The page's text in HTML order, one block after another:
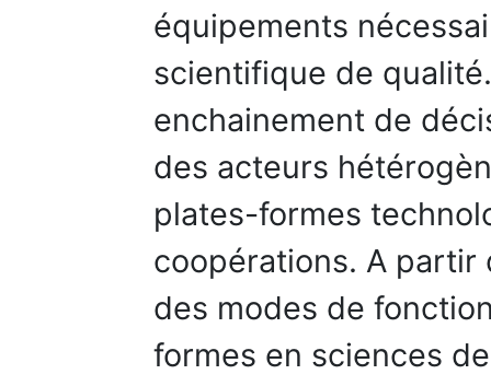
équipements
scientifique de
enchainement de
des acteurs
plates-formes
coopérations. A partir
des modes de
formes en sciences